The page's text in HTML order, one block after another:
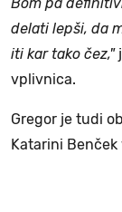
delati lepši, da
iti kar tako čez,"
vplivnica.
Gregor je tudi
Katarini